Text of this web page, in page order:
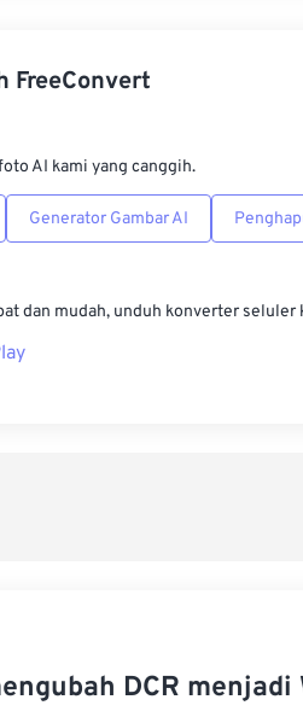
FreeConvert
AI kami yang canggih.
Generator Gambar AI
dan mudah, unduh konverter seluler
DCR menjadi